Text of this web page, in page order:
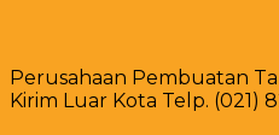
Perusahaan Pembuatan
Kirim Luar Kota Telp. (021)